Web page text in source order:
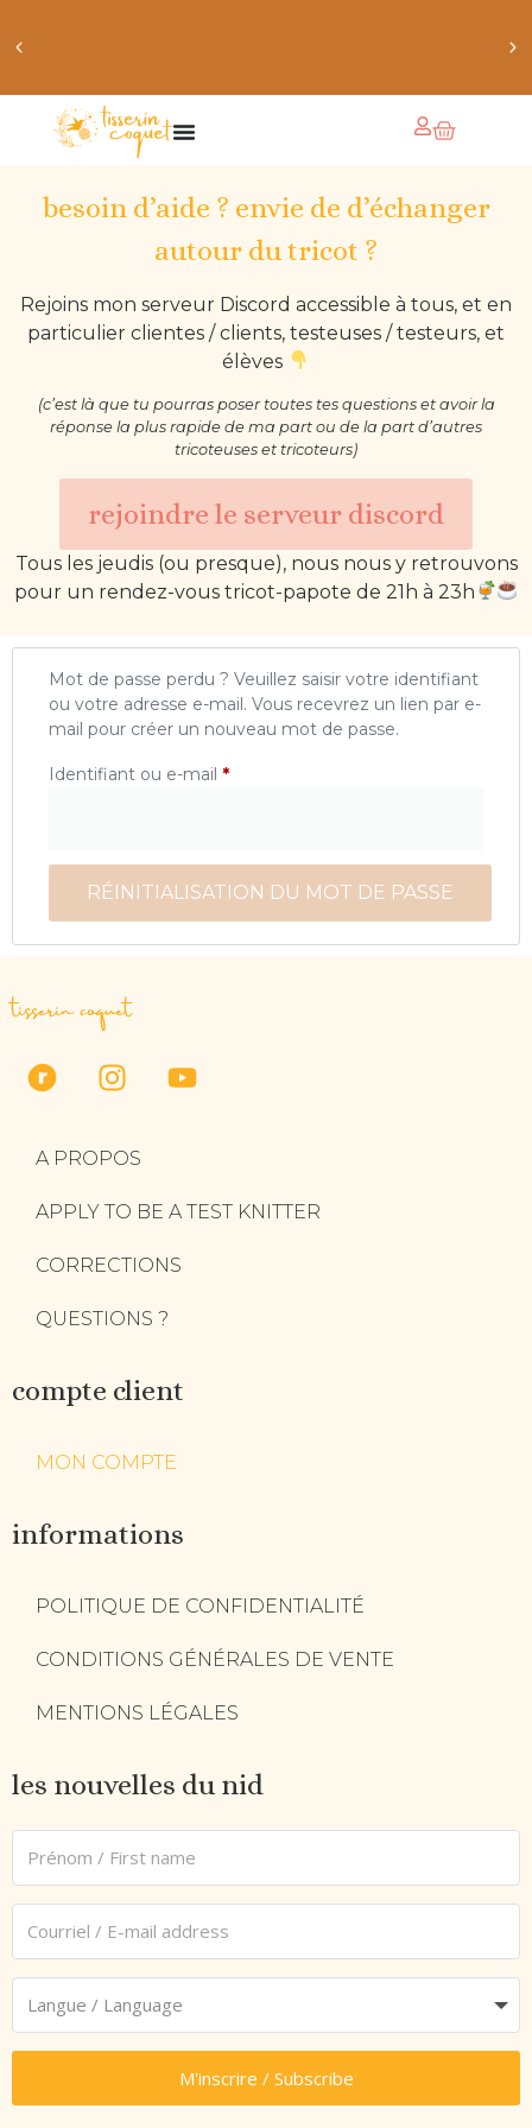
chaussettes douillettes :: le livre de chaussettes pour
petits et grands
besoin d’aide ? envie de d’échanger
autour du tricot ?
Rejoins mon serveur Discord accessible à tous, et en
particulier clientes / clients, testeuses / testeurs, et
élèves
(c’est là que tu pourras poser toutes tes questions et avoir la
réponse la plus rapide de ma part ou de la part d’autres
tricoteuses et tricoteurs)
rejoindre le serveur discord
Tous les jeudis (ou presque), nous nous y retrouvons
pour un rendez-vous tricot-papote de 21h à 23h
Mot de passe perdu ? Veuillez saisir votre identifiant
ou votre adresse e-mail. Vous recevrez un lien par e-
mail pour créer un nouveau mot de passe.
Identifiant ou e-mail *
RÉINITIALISATION DU MOT DE PASSE
tisserin coquet
A PROPOS
APPLY TO BE A TEST KNITTER
CORRECTIONS
QUESTIONS ?
compte client
MON COMPTE
informations
POLITIQUE DE CONFIDENTIALITÉ
CONDITIONS GÉNÉRALES DE VENTE
MENTIONS LÉGALES
les nouvelles du nid
M'inscrire / Subscribe